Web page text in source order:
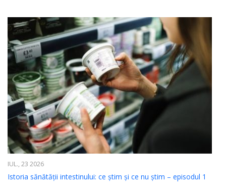
IUL., 23 2026
Istoria sănătății intestinului: ce știm și ce nu știm – episodul 1